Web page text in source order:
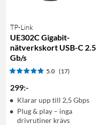
TP-Link
UE302C Gigabit-
nätverkskort USB-C 2.5
Gb/s
5.0 (17)
299:-
Klarar upp till 2,5 Gbps
Plug & play – inga
drivrutiner krävs